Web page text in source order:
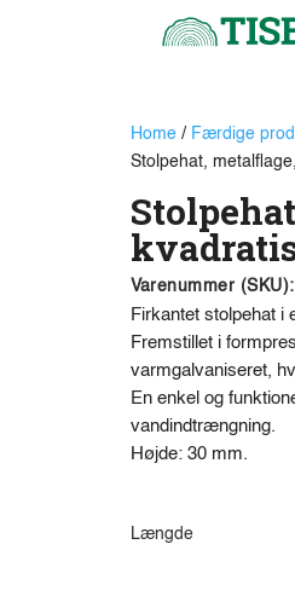
Home/ Færdige
Stolpehat,
Varenummer (SKU):
Firkantet stolpehat
Fremstillet i
varmgalvaniseret,
En enkel og
vandindtrængning.
Højde: 30 mm.
Længde